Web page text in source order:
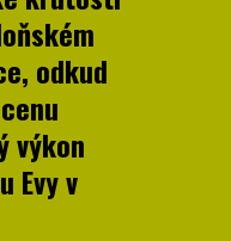
odkud
výkon
Evy v